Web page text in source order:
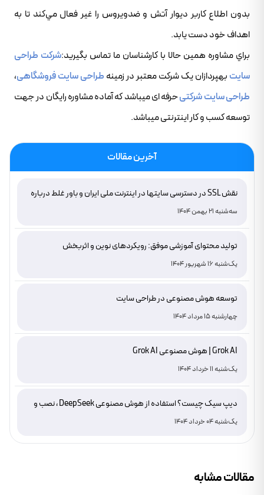
بدون اطلاع کاربر ديوار آتش و ضدويروس را غير فعال مي‌کند تا به
اهداف خود دست يابد.
براي مشاوره همين حالا با کارشناسان ما تماس بگيريد:شرکت طراحی
سایت بهپردازان یک شرکت معتبر در زمینه طراحی سایت فروشگاهی،
طراحی سایت شرکتیحرفه ای میباشد که آماده مشاوره رایگان در جهت
توسعه کسب و کار اینترنتی میباشد.
آخرین مقالات
نقش SSL در دسترسی سایتها در اینترنت ملی ایران و باور غلط درباره
سه‌شنبه 21 بهمن 1404
تولید محتوای آموزشی موفق: رویکردهای نوین و اثربخش
یک‌شنبه 16 شهریور 1404
توسعه هوش مصنوعی در طراحی سایت
چهارشنبه 15 مرداد 1404
Grok AI | هوش مصنوعی Grok AI
یک‌شنبه 11 خرداد 1404
دیپ سیک چیست؟ استفاده از هوش مصنوعی DeepSeek ، نصب و
دانلود
یک‌شنبه 04 خرداد 1404
مقالات مشابه